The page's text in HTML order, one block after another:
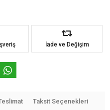
İade ve Değişim
Taksit Seçenekleri